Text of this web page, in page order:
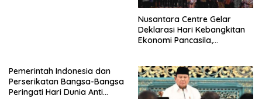
Nusantara Centre Gelar
Deklarasi Hari Kebangkitan
Ekonomi Pancasila,
Penjajahan (Pergolakan
Ekonomi Politik Indonesia) &
Simposium Nasional “Urgensi
Pemerintah Indonesia dan
Perserikatan Bangsa-Bangsa
Peringati Hari Dunia Anti